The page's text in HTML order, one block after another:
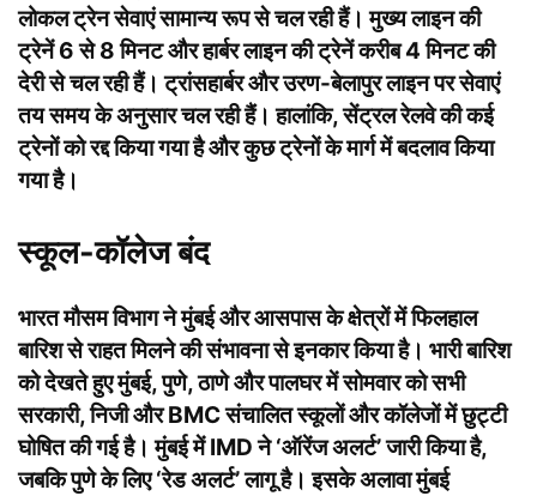
लोकल ट्रेन सेवाएं सामान्य रूप से चल रही हैं। मुख्य लाइन की
ट्रेनें 6 से 8 मिनट और हार्बर लाइन की ट्रेनें करीब 4 मिनट की
देरी से चल रही हैं। ट्रांसहार्बर और उरण-बेलापुर लाइन पर सेवाएं
तय समय के अनुसार चल रही हैं। हालांकि, सेंट्रल रेलवे की कई
ट्रेनों को रद्द किया गया है और कुछ ट्रेनों के मार्ग में बदलाव किया
गया है।
स्कूल-कॉलेज बंद
भारत मौसम विभाग ने मुंबई और आसपास के क्षेत्रों में फिलहाल
बारिश से राहत मिलने की संभावना से इनकार किया है। भारी बारिश
को देखते हुए मुंबई, पुणे, ठाणे और पालघर में सोमवार को सभी
सरकारी, निजी और BMC संचालित स्कूलों और कॉलेजों में छुट्टी
घोषित की गई है। मुंबई में IMD ने ‘ऑरेंज अलर्ट’ जारी किया है,
जबकि पुणे के लिए ‘रेड अलर्ट’ लागू है। इसके अलावा मुंबई